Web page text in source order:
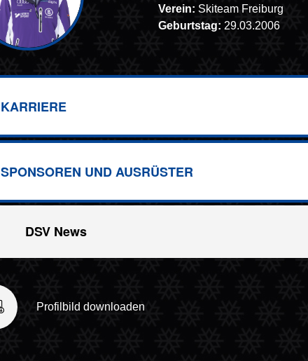
Verein: Skiteam Freiburg
Geburtstag: 29.03.2006
KARRIERE
SPONSOREN UND AUSRÜSTER
DSV News
Profilbild downloaden